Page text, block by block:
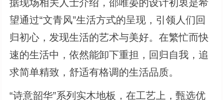
据现场相关人士介绍，邵唯晏的设计初衷是希
望通过“文青风”生活方式的呈现，引领人们回
归初心，发现生活的艺术与美好。在繁忙而快
速的生活中，依然能卸下重担，回归自我，追
求简单精致，舒适有格调的生活品质。
“诗意韶华”系列实木地板，在工艺上，甄选优